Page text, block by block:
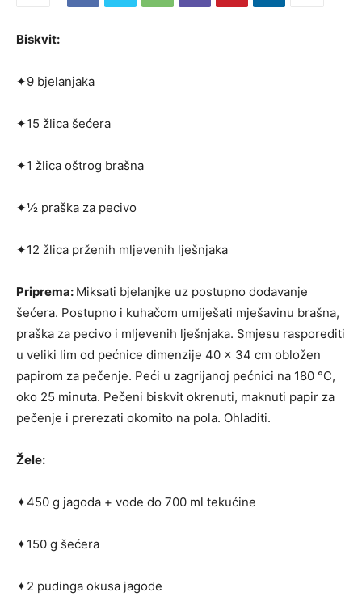
Biskvit:
✦9 bjelanjaka
✦15 žlica šećera
✦1 žlica oštrog brašna
✦½ praška za pecivo
✦12 žlica prženih mljevenih lješnjaka
Priprema: Miksati bjelanjke uz postupno do­davanje
šećera. Postupno i kuhačom umiješati mješavinu brašna,
praška za pecivo i mljevenih lješnjaka. Smjesu rasporediti
u veliki lim od pećnice dimenzije 40 x 34 cm obložen
papi­rom za pečenje. Peći u zagrijanoj pećnici na 180 °C,
oko 25 minuta. Pečeni biskvit okrenuti, maknuti papir za
pečenje i prerezati okomito na pola. Ohladiti.
Žele:
✦450 g jagoda + vode do 700 ml tekućine
✦150 g šećera
✦2 pudinga okusa jagode